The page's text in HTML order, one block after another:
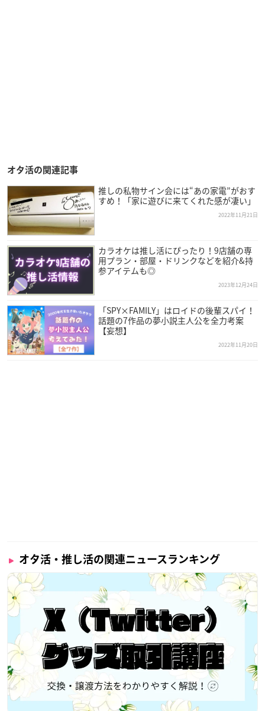
オタ活の関連記事
推しの私物サイン会には“あの家電”がおす
すめ！「家に遊びに来てくれた感が凄い」
2022年11月21日
カラオケは推し活にぴったり！9店舗の専
用プラン・部屋・ドリンクなどを紹介&持
参アイテムも◎
2023年12月24日
「SPY×FAMILY」はロイドの後輩スパイ！
話題の7作品の夢小説主人公を全力考案
【妄想】
2022年11月20日
オタ活・推し活の関連ニュースランキング